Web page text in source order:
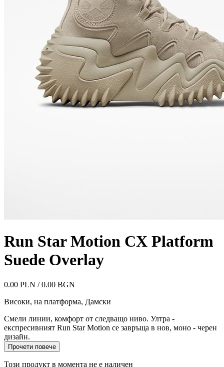
Run Star Motion CX Platform
Suede Overlay
0.00 PLN / 0.00 BGN
Високи, на платформа, Дамски
Смели линии, комфорт от следващо ниво. Ултра -
експресивният Run Star Motion се завръща в нов, моно - черен
дизайн.
Прочети повече
Този продукт в момента не е наличен